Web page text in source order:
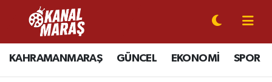
KAHRAMANMARAŞ GÜNCEL EKONOMİ SPOR
CANLI YAYIN
KAHRAMANMARAŞ
Kahramanmaraş Nöbetçi Eczaneler
Kahramanmaraş Hava Durumu